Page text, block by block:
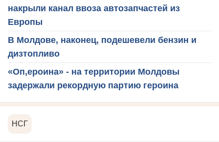
накрыли канал ввоза автозапчастей из
Европы
В Молдове, наконец, подешевели бензин и
дизтопливо
«Оп,ероина» - на территории Молдовы
задержали рекордную партию героина
НСГ